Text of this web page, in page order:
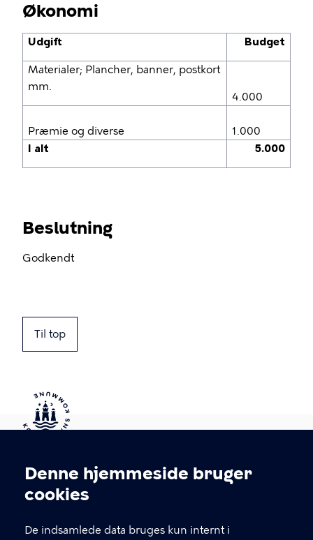
Cookieindstillinger
Denne hjemmeside bruger
cookies
De indsamlede data bruges kun internt i
Økonomi
Udgift Budget
Materialer; Plancher, banner, postkort
mm.
4.000
Præmie og diverse
1.000
I alt
5.000
Beslutning
Godkendt
Til top
Kontakt Københavns Kommune
T
fFind andre kontakter her